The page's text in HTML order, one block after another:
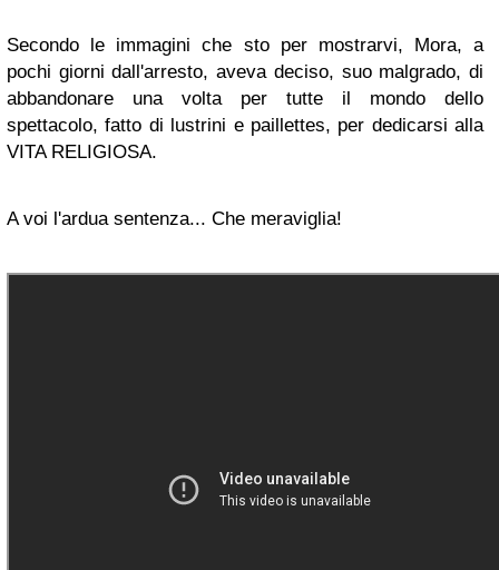
Secondo le immagini che sto per mostrarvi, Mora, a
pochi giorni dall'arresto, aveva deciso, suo malgrado, di
abbandonare una volta per tutte il mondo dello
spettacolo, fatto di lustrini e paillettes, per dedicarsi alla
VITA RELIGIOSA.
A voi l'ardua sentenza... Che meraviglia!